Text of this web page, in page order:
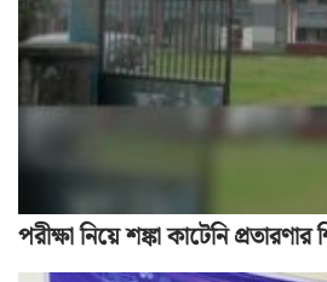
পরীক্ষা নিয়ে শঙ্কা কাটেনি প্রতারণার